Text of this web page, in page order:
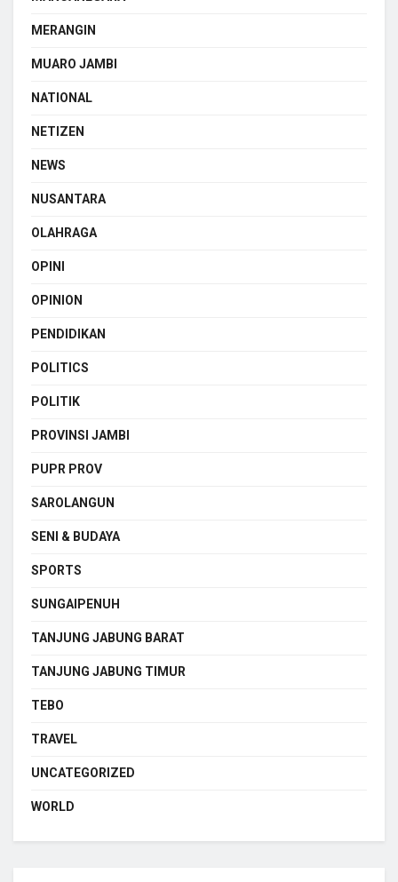
MERANGIN
MUARO JAMBI
NATIONAL
NETIZEN
NEWS
NUSANTARA
OLAHRAGA
OPINI
OPINION
PENDIDIKAN
POLITICS
POLITIK
PROVINSI JAMBI
PUPR PROV
SAROLANGUN
SENI & BUDAYA
SPORTS
SUNGAIPENUH
TANJUNG JABUNG BARAT
TANJUNG JABUNG TIMUR
TEBO
TRAVEL
UNCATEGORIZED
WORLD